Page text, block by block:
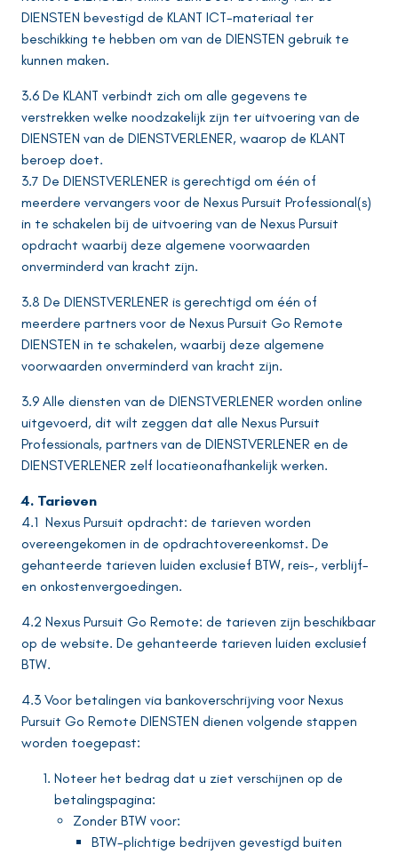
DIENSTEN bevestigd de KLANT ICT-materiaal ter
beschikking te hebben om van de DIENSTEN gebruik te
kunnen maken.
3.6 De KLANT verbindt zich om alle gegevens te
verstrekken welke noodzakelijk zijn ter uitvoering van de
DIENSTEN van de DIENSTVERLENER, waarop de KLANT
beroep doet.
3.7 De DIENSTVERLENER is gerechtigd om één of
meerdere vervangers voor de Nexus Pursuit Professional(s)
in te schakelen bij de uitvoering van de Nexus Pursuit
opdracht waarbij deze algemene voorwaarden
onverminderd van kracht zijn.
3.8 De DIENSTVERLENER is gerechtigd om één of
meerdere partners voor de Nexus Pursuit Go Remote
DIENSTEN in te schakelen, waarbij deze algemene
voorwaarden onverminderd van kracht zijn.
3.9 Alle diensten van de DIENSTVERLENER worden online
uitgevoerd, dit wilt zeggen dat alle Nexus Pursuit
Professionals, partners van de DIENSTVERLENER en de
DIENSTVERLENER zelf locatieonafhankelijk werken.
4. Tarieven
4.1 Nexus Pursuit opdracht: de tarieven worden
overeengekomen in de opdrachtovereenkomst. De
gehanteerde tarieven luiden exclusief BTW, reis-, verblijf-
en onkostenvergoedingen.
4.2 Nexus Pursuit Go Remote: de tarieven zijn beschikbaar
op de website. De gehanteerde tarieven luiden exclusief
BTW.
4.3 Voor betalingen via bankoverschrijving voor Nexus
Pursuit Go Remote DIENSTEN dienen volgende stappen
worden toegepast:
Noteer het bedrag dat u ziet verschijnen op de
betalingspagina:
Zonder BTW voor:
BTW-plichtige bedrijven gevestigd buiten